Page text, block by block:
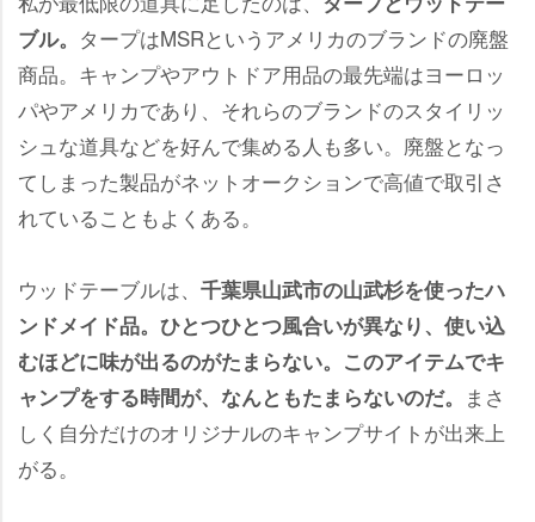
ブル。 タープはMSRというアメリカのブランドの廃盤
商品。キャンプやアウトドア用品の最先端はヨーロッ
パやアメリカであり、それらのブランドのスタイリッ
シュな道具などを好んで集める人も多い。廃盤となっ
てしまった製品がネットオークションで高値で取引さ
れていることもよくある。
ウッドテーブルは、 千葉県山武市の山武杉を使ったハ
ンドメイド品。ひとつひとつ風合いが異なり、使い込
むほどに味が出るのがたまらない。このアイテムでキ
ャンプをする時間が、なんともたまらないのだ。
まさ
しく自分だけのオリジナルのキャンプサイトが出来上
がる。